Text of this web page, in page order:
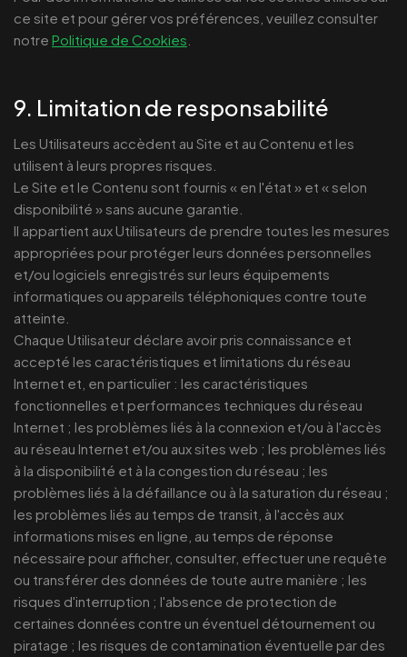
ce site et pour gérer vos préférences, veuillez consulter
notre Politique de Cookies
9. Limitation de responsabilité
Les Utilisateurs accèdent au Site et au Contenu et les
utilisent à leurs propres risques.
Le Site et le Contenu sont fournis « en l'état » et « selon
disponibilité » sans aucune garantie.
Il appartient aux Utilisateurs de prendre toutes les mesures
appropriées pour protéger leurs données personnelles
et/ou logiciels enregistrés sur leurs équipements
informatiques ou appareils téléphoniques contre toute
atteinte.
Chaque Utilisateur déclare avoir pris connaissance et
accepté les caractéristiques et limitations du réseau
Internet et, en particulier : les caractéristiques
fonctionnelles et performances techniques du réseau
Internet ; les problèmes liés à la connexion et/ou à l'accès
au réseau Internet et/ou aux sites web ; les problèmes liés
à la disponibilité et à la congestion du réseau ; les
problèmes liés à la défaillance ou à la saturation du réseau ;
les problèmes liés au temps de transit, à l'accès aux
informations mises en ligne, au temps de réponse
nécessaire pour afficher, consulter, effectuer une requête
ou transférer des données de toute autre manière ; les
risques d'interruption ; l'absence de protection de
certaines données contre un éventuel détournement ou
piratage ; les risques de contamination éventuelle par des